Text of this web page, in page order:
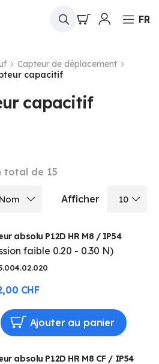
Mon panierFR
Capteur de déplacement
capacitif
capacitif
total de 15
Afficher
absolu P12D HR M8 / IP54
faible 0.20 - 0.30 N)
CHF
AJOUTERAjouter au panier
absolu P12D HR M8 CF / IP54